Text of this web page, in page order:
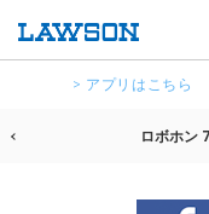
> アプリはこちら
ロボホン